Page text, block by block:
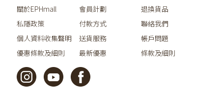
關於EPHmall
私隱政策
個人資料收集聲明
優惠條款及細則
會員計劃
付款方式
送貨服務
最新優惠
退換貨品
聯絡我們
帳戶問題
條款及細則